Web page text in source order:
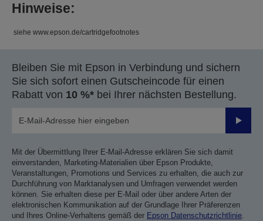
Hinweise:
siehe www.epson.de/cartridgefootnotes
Bleiben Sie mit Epson in Verbindung und sichern
Sie sich sofort einen Gutscheincode für einen
Rabatt von 10 %* bei Ihrer nächsten Bestellung.
Mit der Übermittlung Ihrer E-Mail-Adresse erklären Sie sich damit
einverstanden, Marketing-Materialien über Epson Produkte,
Veranstaltungen, Promotions und Services zu erhalten, die auch zur
Durchführung von Marktanalysen und Umfragen verwendet werden
können. Sie erhalten diese per E-Mail oder über andere Arten der
elektronischen Kommunikation auf der Grundlage Ihrer Präferenzen
und Ihres Online-Verhaltens gemäß der Epson Datenschutzrichtlinie.